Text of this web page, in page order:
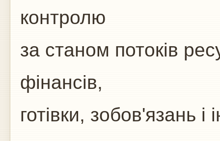
контролю
за станом потоків
фінансів,
готівки, зобов'язань